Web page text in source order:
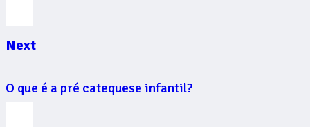
Next
O que é a pré catequese infantil?